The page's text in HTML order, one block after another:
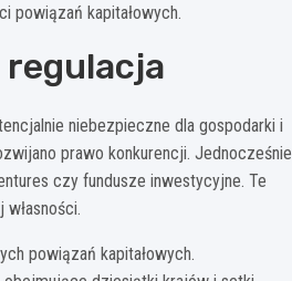
powiązań kapitałowych.
niebezpieczne dla gospodarki i
prawo konkurencji. Jednocześnie
czy fundusze inwestycyjne. Te
powiązań kapitałowych.